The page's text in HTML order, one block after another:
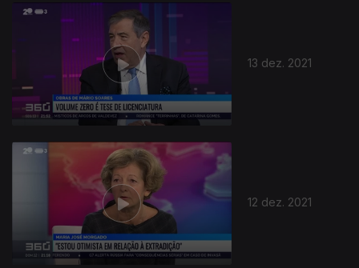
13 dez. 2021
12 dez. 2021